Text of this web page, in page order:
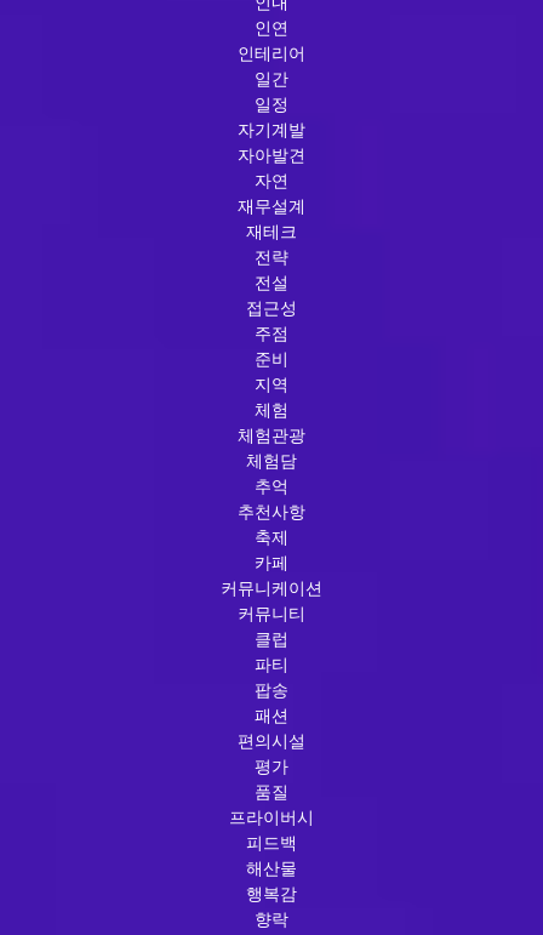
인연
인테리어
일간
일정
자기계발
자아발견
자연
재무설계
재테크
전략
전설
접근성
주점
준비
지역
체험
체험관광
체험담
추억
추천사항
축제
카페
커뮤니케이션
커뮤니티
클럽
파티
팝송
패션
편의시설
평가
품질
프라이버시
피드백
해산물
행복감
향락